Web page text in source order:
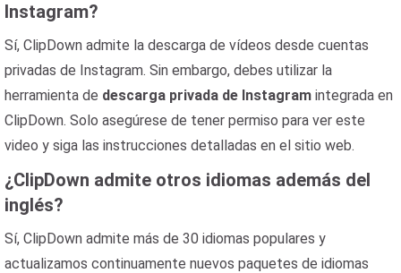
Instagram?
Sí, ClipDown admite la descarga de vídeos desde cuentas
privadas de Instagram. Sin embargo, debes utilizar la
herramienta de descarga privada de Instagram integrada en
ClipDown. Solo asegúrese de tener permiso para ver este
video y siga las instrucciones detalladas en el sitio web.
¿ClipDown admite otros idiomas además del
inglés?
Sí, ClipDown admite más de 30 idiomas populares y
actualizamos continuamente nuevos paquetes de idiomas